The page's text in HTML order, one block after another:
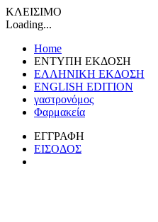
ΚΛΕΙΣΙΜΟ
Loading...
Home
ΕΝΤΥΠΗ ΕΚΔΟΣΗ
ΕΛΛΗΝΙΚΗ ΕΚΔΟΣΗ
ENGLISH EDITION
γαστρονόμος
Φαρμακεία
ΕΓΓΡΑΦΗ
ΕΙΣΟΔΟΣ